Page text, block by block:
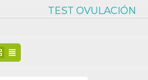
TEST OVULACIÓN